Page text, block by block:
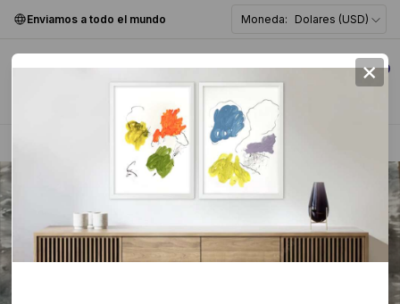
Enviamos a todo el mundo Moneda: Dolares (USD)
0
Figurativa >
×